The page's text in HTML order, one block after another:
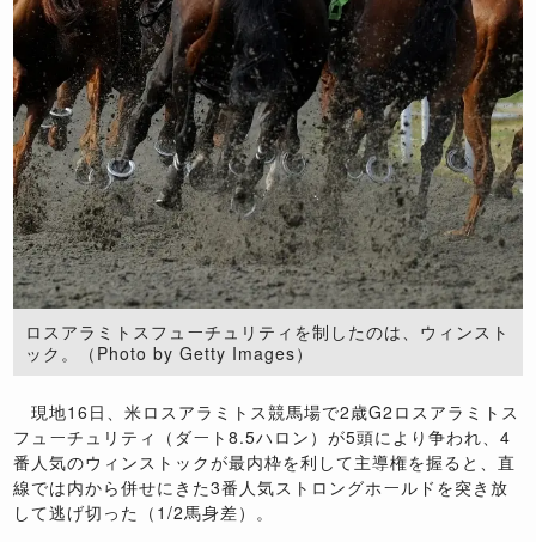
ロスアラミトスフューチュリティを制したのは、ウィンスト
ック。（Photo by Getty Images）
現地16日、米ロスアラミトス競馬場で2歳G2ロスアラミトス
フューチュリティ（ダート8.5ハロン）が5頭により争われ、4
番人気のウィンストックが最内枠を利して主導権を握ると、直
線では内から併せにきた3番人気ストロングホールドを突き放
して逃げ切った（1/2馬身差）。